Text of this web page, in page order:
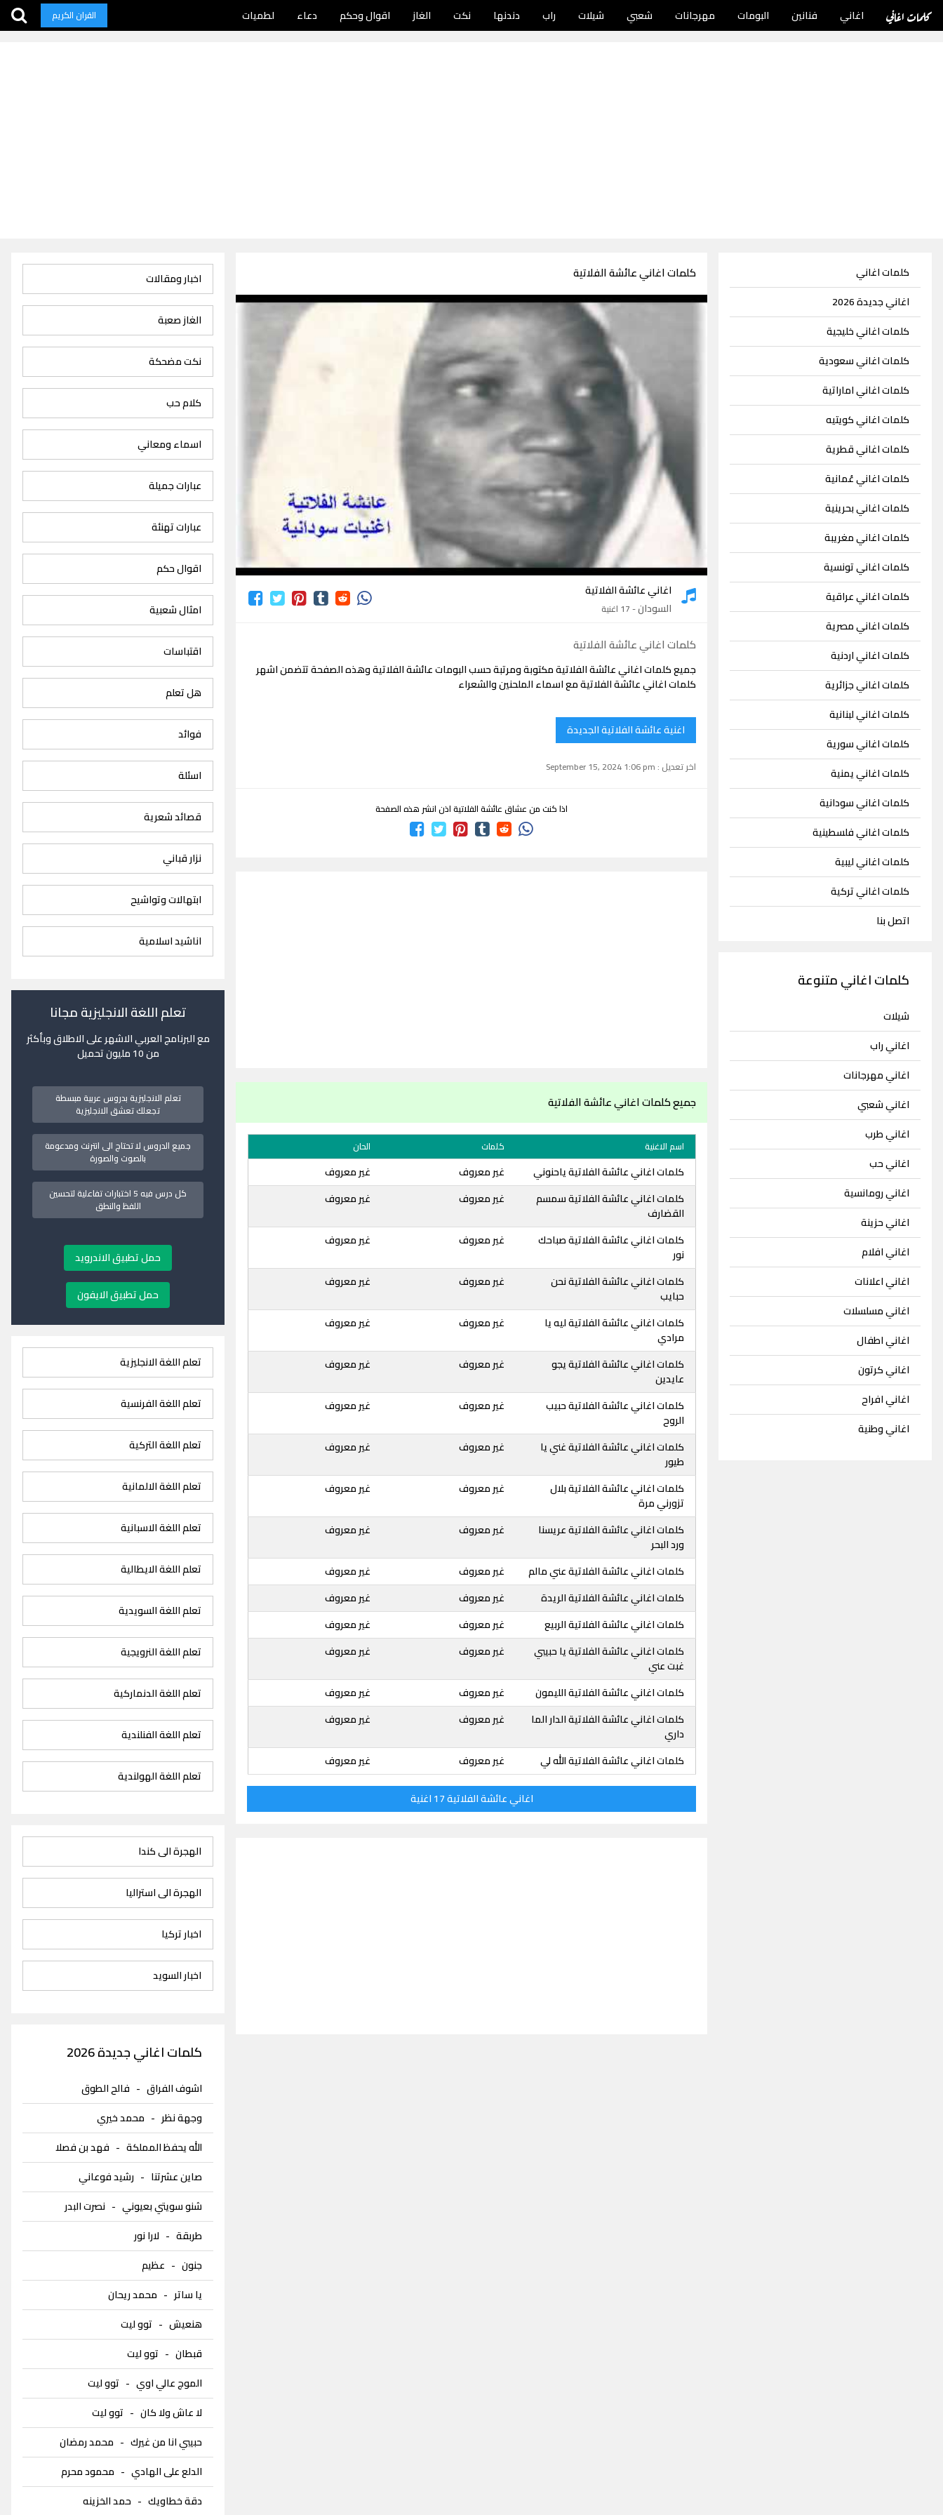
كلمات اغاني اغاني فنانين البومات مهرجانات شعبي شيلات راب دندنها نكت الغاز اقوال وحكم دعاء لطميات القران الكريم
كلمات اغاني
اغاني جديدة 2026
كلمات اغاني خليجية
كلمات اغاني سعودية
كلمات اغاني اماراتية
كلمات اغاني كويتيه
كلمات اغاني قطرية
كلمات اغاني عُمانية
كلمات اغاني بحرينية
كلمات اغاني مغريبة
كلمات اغاني تونسية
كلمات اغاني عراقية
كلمات اغاني مصرية
كلمات اغاني اردنية
كلمات اغاني جزائرية
كلمات اغاني لبنانية
كلمات اغاني سورية
كلمات اغاني يمنية
كلمات اغاني سودانية
كلمات اغاني فلسطينية
كلمات اغاني ليبية
كلمات اغاني تركية
اتصل بنا
كلمات اغاني متنوعة
شيلات
اغاني راب
اغاني مهرجانات
اغاني شعبي
اغاني طرب
اغاني حب
اغاني رومانسية
اغاني حزينة
اغاني افلام
اغاني اعلانات
اغاني مسلسلات
اغاني اطفال
اغاني كرتون
اغاني افراح
اغاني وطنية
كلمات اغاني عائشة الفلاتية
كلمات اغاني عائشة الفلاتية
اغاني عائشة الفلاتية
السودان- 17 اغنية
كلمات اغاني عائشة الفلاتية
جميع كلمات اغاني عائشة الفلاتية مكتوبة ومرتبة حسب البومات عائشة الفلاتية وهذه الصفحة تتضمن اشهر
كلمات اغاني عائشة الفلاتية مع اسماء الملحنين والشعراء
اغنية عائشة الفلاتية الجديدة
اخر تعديل : September 15, 2024 1:06 pm
اذا كنت من عشاق عائشة الفلاتية اذن انشر هذه الصفحة
جميع كلمات اغاني عائشة الفلاتية
اسم الاغنية كلمات الحان
كلمات اغاني عائشة الفلاتية ياحنوني غير معروف
غير معروف
كلمات اغاني عائشة الفلاتية سمسم
القضارف
غير معروف غير معروف
كلمات اغاني عائشة الفلاتية صباحك
نور
غير معروف غير معروف
كلمات اغاني عائشة الفلاتية نحن
حبايب
غير معروف غير معروف
كلمات اغاني عائشة الفلاتية ليه يا
مرادي
غير معروف غير معروف
كلمات اغاني عائشة الفلاتية يجو
عايدين
غير معروف غير معروف
كلمات اغاني عائشة الفلاتية حبيب
الروح
غير معروف غير معروف
كلمات اغاني عائشة الفلاتية غني يا
طيور
غير معروف غير معروف
كلمات اغاني عائشة الفلاتية بلال
تزورني مرة
غير معروف غير معروف
كلمات اغاني عائشة الفلاتية عريسنا
ورد البحر
غير معروف غير معروف
كلمات اغاني عائشة الفلاتية عني مالم غير معروف
غير معروف
كلمات اغاني عائشة الفلاتية الريدة
غير معروف
غير معروف
كلمات اغاني عائشة الفلاتية الربيع
غير معروف
غير معروف
كلمات اغاني عائشة الفلاتية يا حبيبي
غبت عني
غير معروف غير معروف
كلمات اغاني عائشة الفلاتية الليمون غير معروف
غير معروف
كلمات اغاني عائشة الفلاتية الدار الما
داري
غير معروف غير معروف
كلمات اغاني عائشة الفلاتية الله لي غير معروف غير معروف
اغاني عائشة الفلاتية 17 اغنية
اخبار ومقالات
الغاز صعبة
نكت مضحكة
كلام حب
اسماء ومعاني
عبارات جميلة
عبارات تهنئة
اقوال حكم
امثال شعبية
اقتباسات
هل تعلم
فوائد
اسئلة
قصائد شعرية
نزار قباني
ابتهالات وتواشيح
اناشيد اسلامية
تعلم اللغة الانجليزية مجانا
مع البرنامج العربي الاشهر على الاطلاق وبأكثر
من 10 مليون تحميل
تعلم الانجليزية بدروس عربية مبسطة
تجعلك تعشق الانجليزية
جميع الدروس لا تحتاج الى انترنت ومدعومة
بالصوت والصورة
كل درس فيه 5 اختبارات تفاعلية لتحسين
اللفظ والنطق
حمل تطبيق الاندرويد
حمل تطبيق الايفون
تعلم اللغة الانجليزية
تعلم اللغة الفرنسية
تعلم اللغة التركية
تعلم اللغة الالمانية
تعلم اللغة الاسبانية
تعلم اللغة الايطالية
تعلم اللغة السويدية
تعلم اللغة النرويجية
تعلم اللغة الدنماركية
تعلم اللغة الفنلندية
تعلم اللغة الهولندية
الهجرة الى كندا
الهجرة الى استراليا
اخبار تركيا
اخبار السويد
كلمات اغاني جديدة 2026
اشوف الفراق- فالح الطوق
وجهة نظر - محمد خيري
الله يحفظ المملكة- فهد بن فصلا
صاين عشرتنا - رشيد فوعاني
شنو سويتي بعيوني- نصرت البدر
طربقة- لارا نور
جنون- عظيم
يا ساتر - محمد ريحان
هنعيش- توو ليت
قبطان- توو ليت
الموج عالي اوي- توو ليت
لا عاش ولا كان- توو ليت
حبيبي انا من غيرك- محمد رمضان
الدلع على الهادي- محمود محرم
دقة خطاويك- حمد الخزينه